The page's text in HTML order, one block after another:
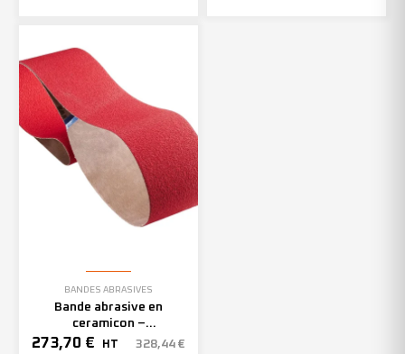
BANDES ABRASIVES
Bande abrasive en
ceramicon –
150mmx2000mm – Grain 40
273,70 € HT 328,44 €